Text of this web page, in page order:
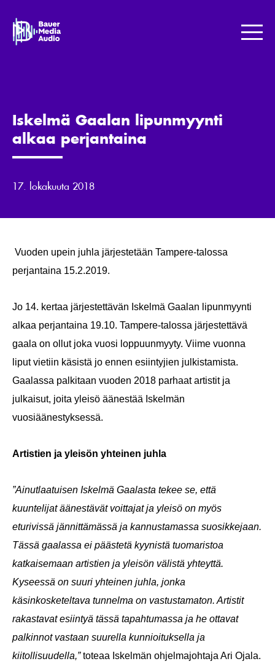
content
Bauer
Media
Iskelmä Gaalan lipunmyynti
alkaa perjantaina
17. lokakuuta 2018
Vuoden upein juhla järjestetään Tampere-talossa
perjantaina 15.2.2019.
Jo 14. kertaa järjestettävän Iskelmä Gaalan lipunmyynti
alkaa perjantaina 19.10. Tampere-talossa järjestettävä
gaala on ollut joka vuosi loppuunmyyty. Viime vuonna
liput vietiin käsistä jo ennen esiintyjien julkistamista.
Gaalassa palkitaan vuoden 2018 parhaat artistit ja
julkaisut, joita yleisö äänestää Iskelmän
vuosiäänestyksessä.
Artistien ja yleisön yhteinen juhla
”Ainutlaatuisen Iskelmä Gaalasta tekee se, että
kuuntelijat äänestävät voittajat ja yleisö on myös
eturivissä jännittämässä ja kannustamassa suosikkejaan.
Tässä gaalassa ei päästetä kyynistä tuomaristoa
katkaisemaan artistien ja yleisön välistä yhteyttä.
Kyseessä on suuri yhteinen juhla, jonka
käsinkosketeltava tunnelma on vastustamaton. Artistit
rakastavat esiintyä tässä tapahtumassa ja he ottavat
palkinnot vastaan suurella kunnioituksella ja
kiitollisuudella,”toteaa Iskelmän ohjelmajohtaja Ari Ojala.